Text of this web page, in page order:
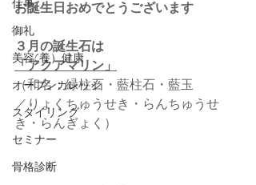
仕事
御礼
美容(養）健康
オープンカレッジ
スタイリング
セミナー
骨格診断
お誕生日おめでとうございます
３月の誕生石は
「アクアマリン」
（和名：緑柱石・藍柱石・藍玉
／りょくちゅうせき・らんちゅうせ
き・らんぎょく）